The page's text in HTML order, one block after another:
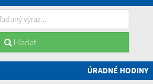
Hľadať
ÚRADNÉ HODINY